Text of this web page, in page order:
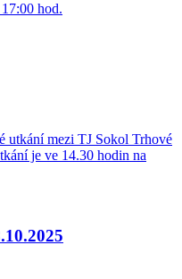
hod.
utkání mezi TJ Sokol Trhové
je ve 14.30 hodin na